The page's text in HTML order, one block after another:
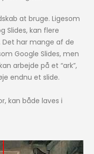
at bruge. Ligesom
Slides, kan flere
har mange af de
Google Slides, men
arbejde på et “ark”,
endnu et slide.
kan både laves i